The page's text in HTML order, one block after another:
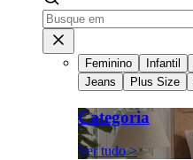
Feminino Infantil
Jeans
Plus Size
Categoria
Ver tudo >